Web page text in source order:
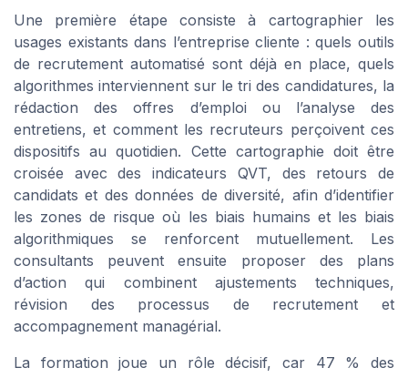
Une première étape consiste à cartographier les
usages existants dans l’entreprise cliente : quels outils
de recrutement automatisé sont déjà en place, quels
algorithmes interviennent sur le tri des candidatures, la
rédaction des offres d’emploi ou l’analyse des
entretiens, et comment les recruteurs perçoivent ces
dispositifs au quotidien. Cette cartographie doit être
croisée avec des indicateurs QVT, des retours de
candidats et des données de diversité, afin d’identifier
les zones de risque où les biais humains et les biais
algorithmiques se renforcent mutuellement. Les
consultants peuvent ensuite proposer des plans
d’action qui combinent ajustements techniques,
révision des processus de recrutement et
accompagnement managérial.
La formation joue un rôle décisif, car 47 % des